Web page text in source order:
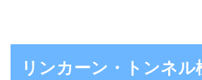
リンカーン・トンネル